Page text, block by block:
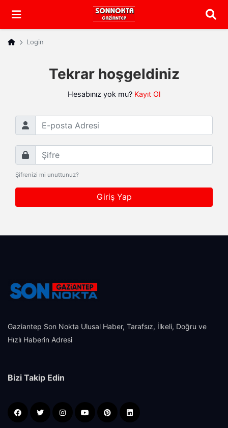
Arama
Login
Tekrar hoşgeldiniz
Hesabınız yok mu? Kayıt Ol
E-posta Adresi
Şifre
Şifrenizi mi unuttunuz?
Giriş Yap
Gaziantep Son Nokta Ulusal Haber, Tarafsız, İlkeli, Doğru ve
Hızlı Haberin Adresi
Bizi Takip Edin